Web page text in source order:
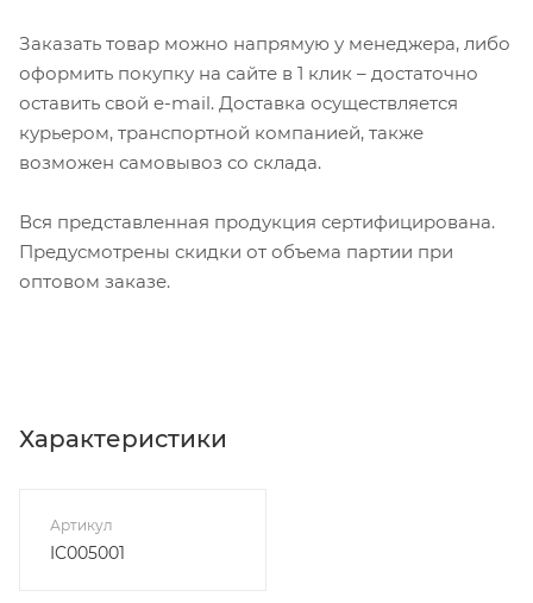
Заказать товар можно напрямую у менеджера, либо
оформить покупку на сайте в 1 клик – достаточно
оставить свой e-mail. Доставка осуществляется
курьером, транспортной компанией, также
возможен самовывоз со склада.
Вся представленная продукция сертифицирована.
Предусмотрены скидки от объема партии при
оптовом заказе.
Характеристики
Артикул
IC005001